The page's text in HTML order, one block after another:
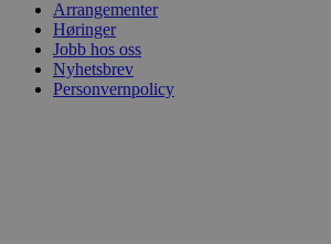
Arrangementer
Høringer
Jobb hos oss
Nyhetsbrev
Personvernpolicy